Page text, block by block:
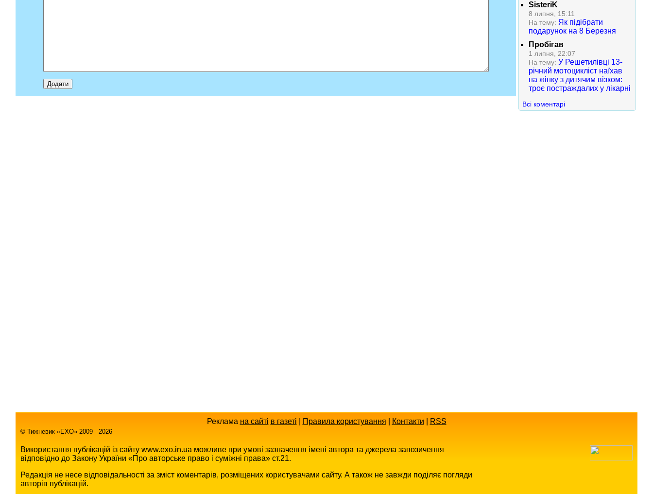
SisteriK
8 липня, 15:11
На тему: Як підібрати
подарунок на 8 Березня
Пробігав
1 липня, 22:07
На тему: У Решетилівці 13-
річний мотоцикліст наїхав
на жінку з дитячим візком:
троє постраждалих у лікарні
Всі коментарі
Реклама на сайті в газеті Правила користування Контакти RSS
© Тижневик «EХO» 2009 - 2026
Використання публікацій із сайту www.exo.in.ua можливе при умові зазначення імені автора та джерела запозичення
відповідно до Закону України «Про авторське право і суміжні права» ст.21.
Редакція не несе відповідальності за зміст коментарів, розміщених користувачами сайту. А також не завжди поділяє погляди
авторів публікацій.